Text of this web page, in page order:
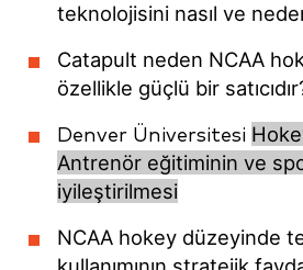
teknolojisini nasıl ve
Catapult neden NCAA
özellikle güçlü bir
Denver Üniversitesi
Antrenör eğitiminin ve
iyileştirilmesi
NCAA hokey düzeyinde